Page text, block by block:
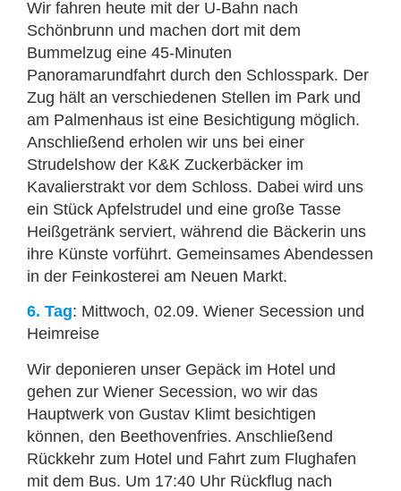
Wir fahren heute mit der U-Bahn nach
Schönbrunn und machen dort mit dem
Bummelzug eine 45-Minuten
Panoramarundfahrt durch den Schlosspark. Der
Zug hält an verschiedenen Stellen im Park und
am Palmenhaus ist eine Besichtigung möglich.
Anschließend erholen wir uns bei einer
Strudelshow der K&K Zuckerbäcker im
Kavalierstrakt vor dem Schloss. Dabei wird uns
ein Stück Apfelstrudel und eine große Tasse
Heißgetränk serviert, während die Bäckerin uns
ihre Künste vorführt. Gemeinsames Abendessen
in der Feinkosterei am Neuen Markt.
6. Tag: Mittwoch, 02.09. Wiener Secession und
Heimreise
Wir deponieren unser Gepäck im Hotel und
gehen zur Wiener Secession, wo wir das
Hauptwerk von Gustav Klimt besichtigen
können, den Beethovenfries. Anschließend
Rückkehr zum Hotel und Fahrt zum Flughafen
mit dem Bus. Um 17:40 Uhr Rückflug nach